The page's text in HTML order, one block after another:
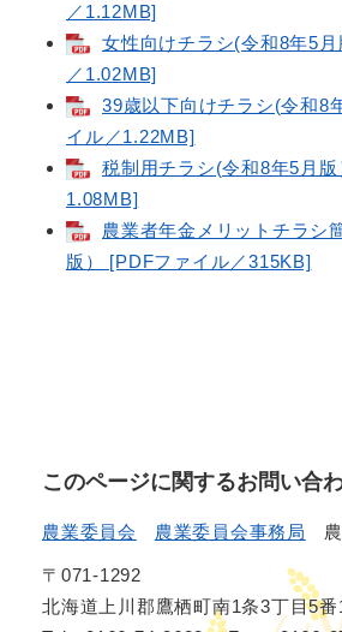
／1.12MB]
女性向けチラシ(令和8年5
／1.02MB]
39歳以下向けチラシ(令和8
イル／1.22MB]
税制用チラシ(令和8年5月
1.08MB]
農業者年金メリットチラシ
版） [PDFファイル／315KB]
このページに関するお問い合
農業委員会 農業委員会事務局
〒071-1292
北海道上川郡鷹栖町南1条3丁目5番